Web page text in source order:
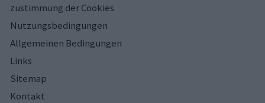
zustimmung der Cookies
Nutzungsbedingungen
Allgemeinen Bedingungen
Links
Sitemap
Kontakt